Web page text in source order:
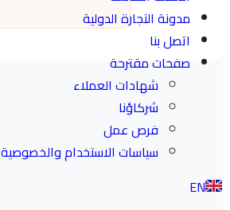
مدونة التجارة الدولية
اتصل بنا
صفحات مقترحة
شهادات العملاء
شركاؤنا
فرص عمل
سياسات الاستخدام والخصوصية
EN